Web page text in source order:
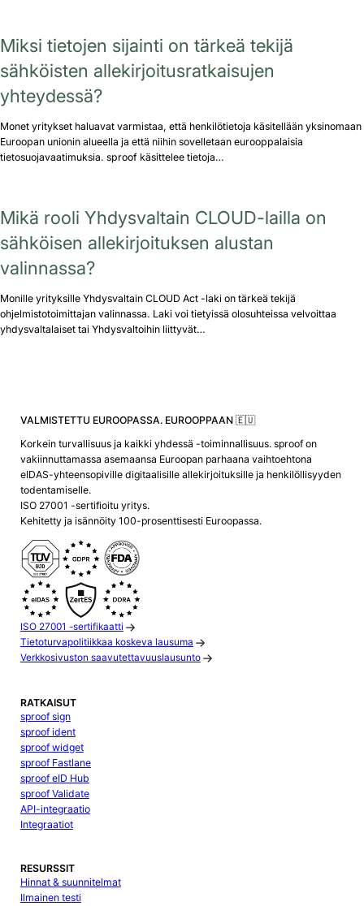
Miksi tietojen sijainti on tärkeä tekijä
sähköisten allekirjoitusratkaisujen
yhteydessä?
Monet yritykset haluavat varmistaa, että henkilötietoja käsitellään yksinomaan
Euroopan unionin alueella ja että niihin sovelletaan eurooppalaisia
tietosuojavaatimuksia. sproof käsittelee tietoja…
Mikä rooli Yhdysvaltain CLOUD-lailla on
sähköisen allekirjoituksen alustan
valinnassa?
Monille yrityksille Yhdysvaltain CLOUD Act -laki on tärkeä tekijä
ohjelmistotoimittajan valinnassa. Laki voi tietyissä olosuhteissa velvoittaa
yhdysvaltalaiset tai Yhdysvaltoihin liittyvät…
VALMISTETTU EUROOPASSA. EUROOPPAAN 🇪🇺
Korkein turvallisuus ja kaikki yhdessä -toiminnallisuus. sproof on
vakiinnuttamassa asemaansa Euroopan parhaana vaihtoehtona
eIDAS-yhteensopiville digitaalisille allekirjoituksille ja henkilöllisyyden
todentamiselle.
ISO 27001 -sertifioitu yritys.
Kehitetty ja isännöity 100-prosenttisesti Euroopassa.
ISO 27001 -sertifikaatti
Tietoturvapolitiikkaa koskeva lausuma
Verkkosivuston saavutettavuuslausunto
RATKAISUT
sproof sign
sproof ident
sproof widget
sproof Fastlane
sproof eID Hub
sproof Validate
API-integraatio
Integraatiot
RESURSSIT
Hinnat & suunnitelmat
Ilmainen testi